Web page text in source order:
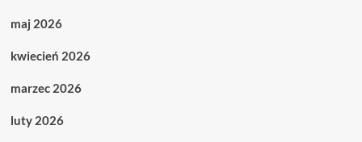
maj 2026
kwiecień 2026
marzec 2026
luty 2026